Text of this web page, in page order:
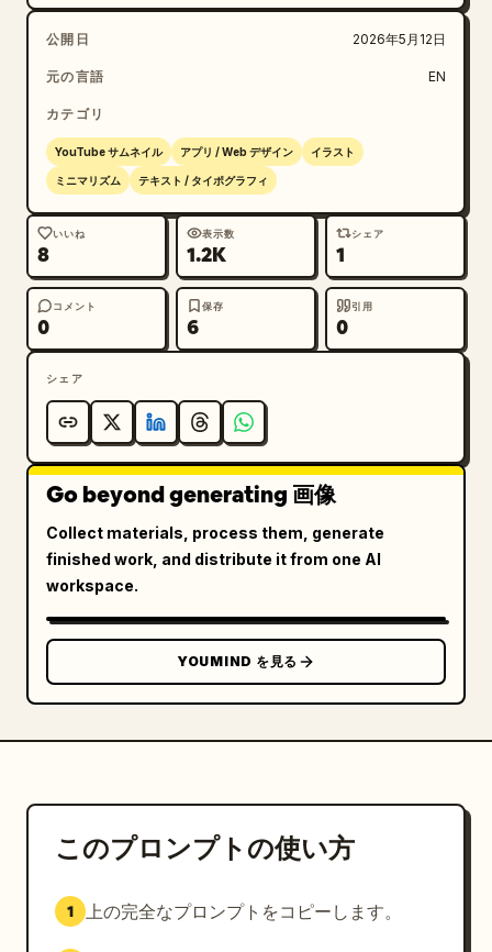
キスト","コーナー装飾：青と黄色の丸みを帯びた斜めの
バー、ドット、小さな円形のアクセント、小さなバースト
マーク"],"bottom_badge":"左下に小さなダークカラー
ョン 2：青い波のフッター付きチャンネル登録誘
導","position":"中央のカー
ド","elements_count":6,"elements":["中央上部に
ご視聴いただきありがとうございました！
","青いテキ
ストが入った黄色のピル型 CTA ボタン：
チャンネル登録＆高評価お願いします！ ","大きな曲線
を描く青い波のフッターと、その上の細い黄色の曲
線","青いフッター内に白い「Produced by」と大きな白
グリッド、青い放射状のマークの装
飾"],"bottom_badge":"左下に小さなダークカラーの丸
みを帯びた 9:16 ラベル"},{"title":"バリエーション
3：エネルギッシュな登録・シェア誘導アウト
ロ","position":"右側のカー
大きな見出し、端から放射状に広がる青いスピードライ
ン","中央揃えの太い黒いメッセージ：
ご視聴ありがとうございました！
トで構成された青い水平 CTA バー：高評価（親指アイコ
ン）、チャンネル登録（再生ボタンアイコン）、シェア
（矢印）","その下に中央揃えの黒いテキスト：よろしく
お願いします！","グレー/黒の SLAP® ロゴの上に
果"],"bottom_badge":"左下に小さなダークカラーの丸
みを帯びた 9:16 ラベ
ル"}]},"composition_notes":"3 種類の 9:16 エン
うに、狭い間隔で左から右へ均等に並べた単一の横長画像
公開日 2026年5月12日
元の言語 EN
カテゴリ
YouTube サムネイル アプリ / Web デザイン イラスト
ミニマリズム テキスト / タイポグラフィ
いいね
8
表示数
1.2K
シェア
1
コメント
0
保存
6
引用
0
シェア
Go beyond generating 画像
Collect materials, process them, generate
finished work, and distribute it from one AI
workspace.
YOUMIND を見る
このプロンプトの使い方
1 上の完全なプロンプトをコピーします。